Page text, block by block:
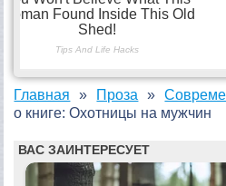
Главная Проза
о книге: Охотницы на мужчин